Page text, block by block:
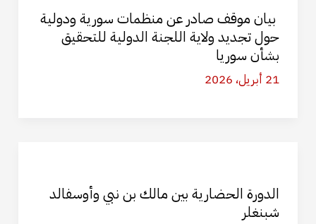
بيان موقف صادر عن منظمات سورية ودولية
حول تجديد ولاية اللجنة الدولية للتحقيق
بشأن سوريا
21 أبريل، 2026
الدورة الحضارية بين مالك بن نبي وأوسفالد
شبنغلر